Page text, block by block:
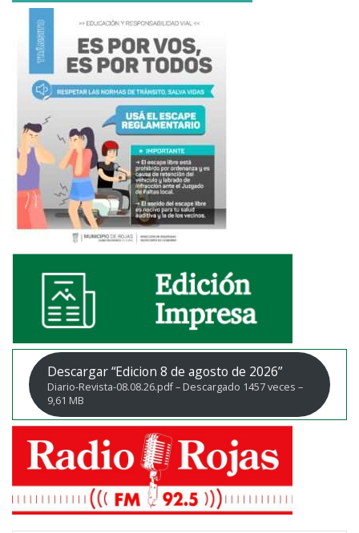
Descargar “Edicion 8 de agosto de 2026”
Diario-Revista-08.08.26.pdf – Descargado 1457 veces –
9,61 MB